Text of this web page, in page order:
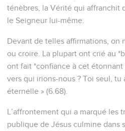
ténèbres, la Vérité qui affranchit
le Seigneur lui-même.
Devant de telles affirmations, on
ou croire. La plupart ont crié au
ont fait *confiance à cet étonnant
vers qui irions-nous ? Toi seul, tu
éternelle » (6.68).
L’affrontement qui a marqué les
publique de Jésus culmine dans